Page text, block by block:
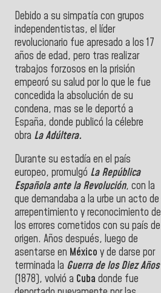
Debido a su simpatía con grupos
independentistas, el líder
revolucionario fue apresado a los 17
años de edad, pero tras realizar
trabajos forzosos en la prisión
empeoró su salud por lo que le fue
concedida la absolución de su
condena, mas se le deportó a
España, donde publicó la célebre
obra La Adúltera.
Durante su estadía en el país
europeo, promulgó La República
Española ante la Revolución, con la
que demandaba a la urbe un acto de
arrepentimiento y reconocimiento de
los errores cometidos con su país de
origen. Años después, luego de
asentarse en México y de darse por
terminada la Guerra de los Diez Años
(1878), volvió a Cuba donde fue